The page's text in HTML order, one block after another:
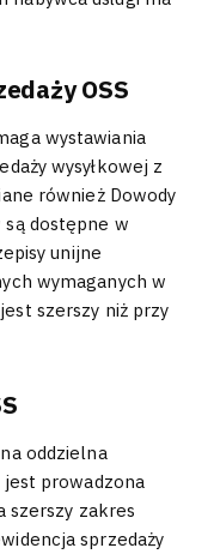
OSS
wystawiania
wysyłkowej z
również Dowody
są dostępne w
unijne
wymaganych w
szerszy niż przy
oddzielna
jest prowadzona
szerszy zakres
sprzedaży